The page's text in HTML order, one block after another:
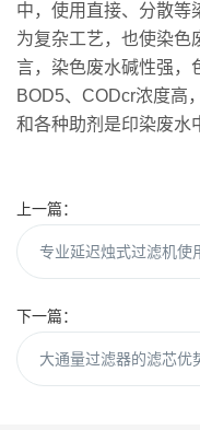
中，使用直接、分散等
为复杂工艺，也使染色
言，染色废水碱性强，
BOD5、CODcr浓度高
和各种助剂是印染废水
上一篇：
专业延迟烛式过滤机使
下一篇：
大通量过滤器的滤芯优